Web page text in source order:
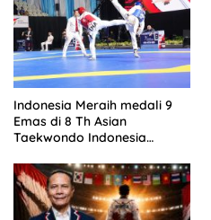
Indonesia Meraih medali 9
Emas di 8 Th Asian
Taekwondo Indonesia